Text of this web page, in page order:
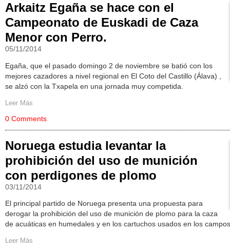
Arkaitz Egaña se hace con el
Campeonato de Euskadi de Caza
Menor con Perro.
05/11/2014
Egaña, que el pasado domingo 2 de noviembre se batió con los
mejores cazadores a nivel regional en El Coto del Castillo (Álava) ,
se alzó con la Txapela en una jornada muy competida.
Leer Más
0 Comments
Noruega estudia levantar la
prohibición del uso de munición
con perdigones de plomo
03/11/2014
El principal partido de Noruega presenta una propuesta para
derogar la prohibición del uso de munición de plomo para la caza
de acuáticas en humedales y en los cartuchos usados en los
Leer Más